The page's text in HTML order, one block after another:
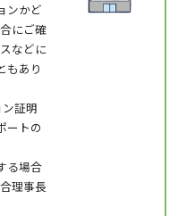
ンかど
にご確
などに
もあり
証明
ートの
る場合
理事長